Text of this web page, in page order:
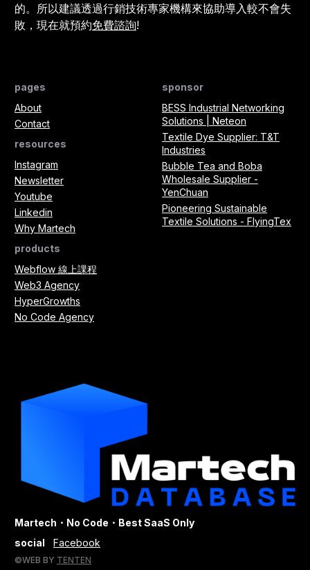
的。所以建議透過行銷技術專家機構來協助導入較不會失
敗，現在就預約免費諮詢!
pages
About
Contact
resources
Instagram
Newsletter
Youtube
Linkedin
Why Martech
products
Webflow 線上課程
Web3 Agency
HyperGrowths
No Code Agency
sponsor
BESS Industrial Networking
Solutions | Neteon
Textile Dye Supplier: T&T
Industries
Bubble Tea and Boba
Wholesale Supplier -
YenChuan
Pioneering Sustainable
Textile Solutions - FlyingTex
Martech・No Code・Best SaaS Only
social
Facebook
©WEB BY TENTEN